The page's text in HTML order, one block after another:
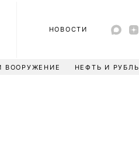
НОВОСТИ
ВООРУЖЕНИЕ НЕФТЬ И РУБЛЬ